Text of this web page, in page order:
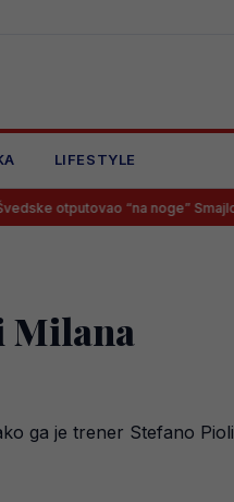
LIFESTYLE
“na noge” Smajloviću, budući
Milana
ga je trener Stefano